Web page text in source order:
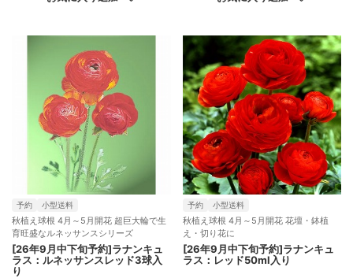
予約 小型送料
秋植え球根 4月～5月開花 超巨大輪で生
育旺盛なルネッサンスシリーズ
[26年9月中下旬予約]ラナンキュ
ラス：ルネッサンスレッド3球入
り
予約 小型送料
秋植え球根 4月～5月開花 花壇・鉢植
え・切り花に
[26年9月中下旬予約]ラナンキュ
ラス：レッド50ml入り